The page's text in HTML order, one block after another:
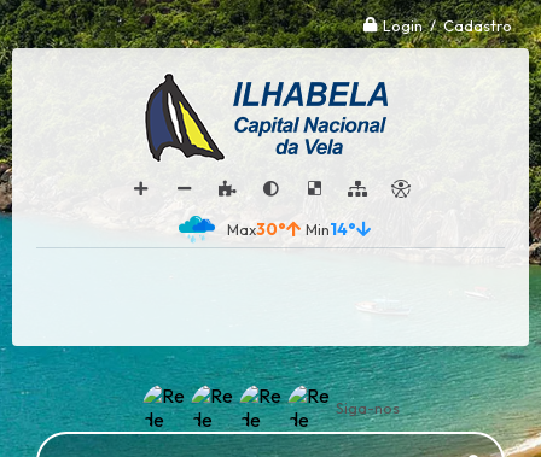
Login / Cadastro
30° 14°
Siga-nos